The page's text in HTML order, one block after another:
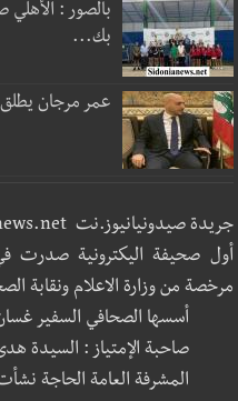
بالصور :
بك...
عمر مرجان يطلق
جريدة صيدونيانيوز.نت www.sidonianews.net
مرخصة من وزارة الاعلام ونقابة
أسسها الصحافي السفير غسان
صاحبة الإمتياز : السيدة
المشرفة العامة الحاجة